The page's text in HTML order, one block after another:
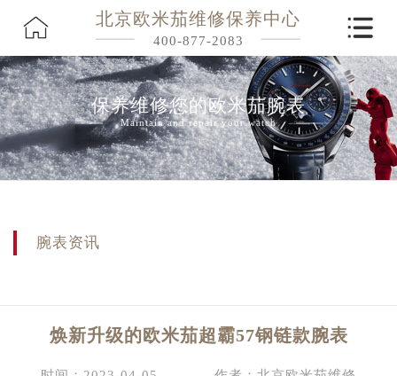
北京欧米茄维修保养中心
400-877-2083
保养维修您的欧米茄腕表
Maintain and repair your watch
腕表资讯
焕新升级的欧米茄超霸57钢链款腕表